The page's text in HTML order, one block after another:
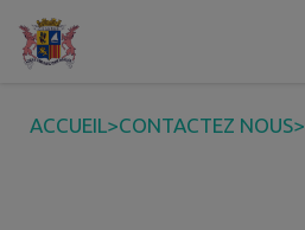
Contenu
ACCUEIL>CONTACTEZ NOUS>